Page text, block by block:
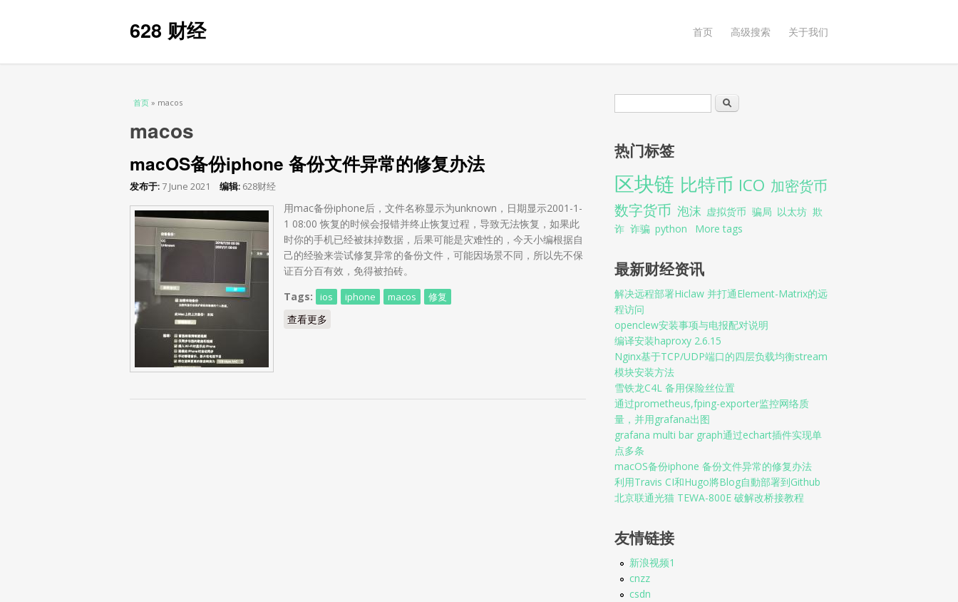
628 财经 首页 高级搜索 关于我们
当前位置
首页 » macos
macos
macOS备份iphone 备份文件异常的修复办法
发布于: 7 June 2021 编辑: 628财经
用mac备份iphone后，文件名称显示为unknown，日期显示2001-1-
1 08:00 恢复的时候会报错并终止恢复过程，导致无法恢复，如果此
时你的手机已经被抹掉数据，后果可能是灾难性的，今天小编根据自
己的经验来尝试修复异常的备份文件，可能因场景不同，所以先不保
证百分百有效，免得被拍砖。
Tags:
ios iphone macos 修复
查看更多
搜索表单 搜索
热门标签
区块链 比特币 ICO 加密货币
数字货币 泡沫 虚拟货币 骗局 以太坊 欺
诈 诈骗 python More tags
最新财经资讯
解决远程部署Hiclaw 并打通Element-Matrix的远
程访问
openclew安装事项与电报配对说明
编译安装haproxy 2.6.15
Nginx基于TCP/UDP端口的四层负载均衡stream
模块安装方法
雪铁龙C4L 备用保险丝位置
通过prometheus,fping-exporter监控网络质
量，并用grafana出图
grafana multi bar graph通过echart插件实现单
点多条
macOS备份iphone 备份文件异常的修复办法
利用Travis CI和Hugo將Blog自動部署到Github
北京联通光猫 TEWA-800E 破解改桥接教程
友情链接
新浪视频1
cnzz
csdn